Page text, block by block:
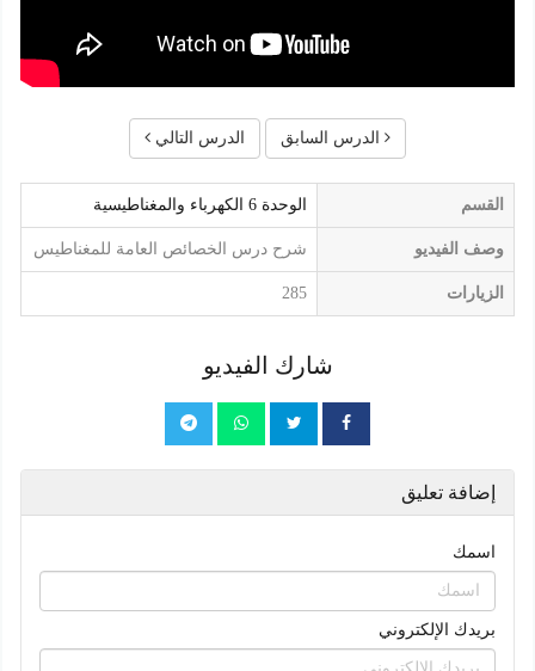
الدرس السابق الدرس التالي
القسم الوحدة 6 الكهرباء والمغناطيسية
وصف الفيديو شرح درس الخصائص العامة للمغناطيس
الزيارات 285
شارك الفيديو
إضافة تعليق
اسمك
بريدك الإلكتروني